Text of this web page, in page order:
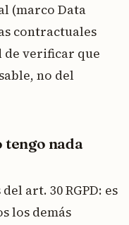
(marco Data
contractuales
verificar que
no del
tengo nada
art. 30 RGPD: es
los demás